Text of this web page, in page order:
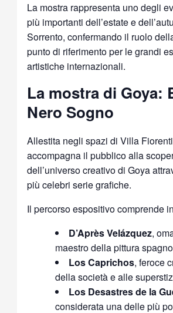
La mostra rappresenta uno degli
più importanti dell’estate e
Sorrento, confermando il ruolo
punto di riferimento per le grandi
artistiche internazionali.
La mostra di Goya:
Nero Sogno
Allestita negli spazi di Villa
accompagna il pubblico alla
dell’universo creativo di Goya
più celebri serie grafiche.
Il percorso espositivo comprende
D’Après Velázquez,
maestro della pittura
Los Caprichos, feroce
della società e alle
Los Desastres de la
considerata una delle più